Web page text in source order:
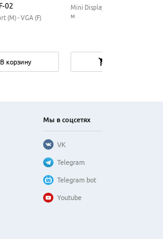
02
(M) - VGA (F)
В корзину
Mini DisplayPort (M) - VGA (F),
м
Мы в соцсетях
VK
Telegram
Telegram bot
Youtube